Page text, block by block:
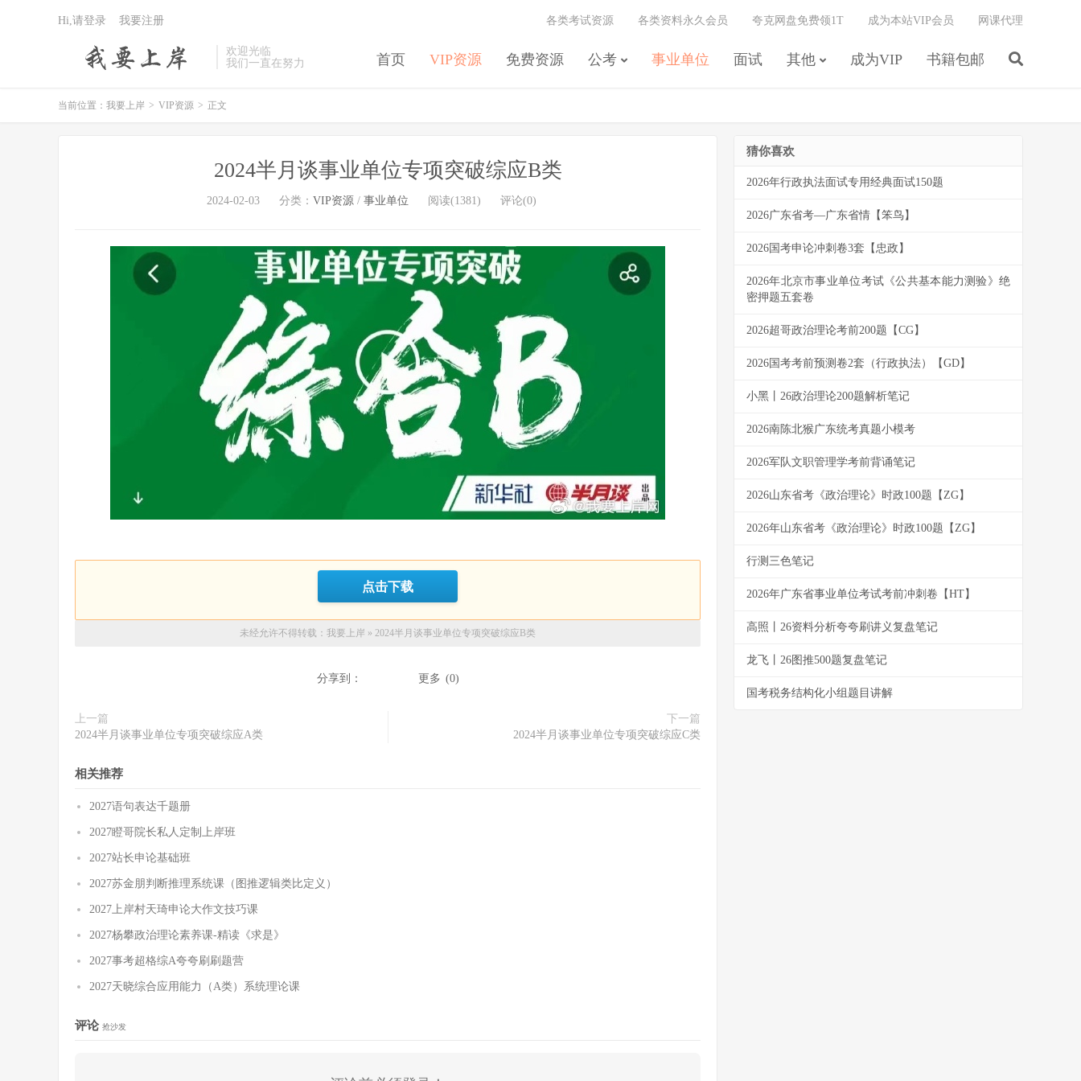
欢迎光临
我们一直在努力
首页 VIP资源 免费资源 公考 事业单位 面试 其他 成为VIP 书籍包邮
各类考试资源 各类资料永久会员 夸克网盘免费领1T 成为本站VIP会员 网课代理
Hi,请登录 我要注册
当前位置： 我要上岸 > VIP资源 > 正文
2024半月谈事业单位专项突破综应B类
2024-02-03 分类： VIP资源 / 事业单位 阅读(1381) 评论(0)
点击下载
未经允许不得转载： 我要上岸 » 2024半月谈事业单位专项突破综应B类
分享到： 更多 (0)
上一篇
2024半月谈事业单位专项突破综应A类
下一篇
2024半月谈事业单位专项突破综应C类
相关推荐
2027语句表达千题册
2027瞪哥院长私人定制上岸班
2027站长申论基础班
2027苏金朋判断推理系统课（图推逻辑类比定义）
2027上岸村天琦申论大作文技巧课
2027杨攀政治理论素养课-精读《求是》
2027事考超格综A夸夸刷刷题营
2027天晓综合应用能力（A类）系统理论课
评论 抢沙发
猜你喜欢
2026年行政执法面试专用经典面试150题
2026广东省考—广东省情【笨鸟】
2026国考申论冲刺卷3套【忠政】
2026年北京市事业单位考试《公共基本能力测验》绝
密押题五套卷
2026超哥政治理论考前200题【CG】
2026国考考前预测卷2套（行政执法）【GD】
小黑丨26政治理论200题解析笔记
2026南陈北猴广东统考真题小模考
2026军队文职管理学考前背诵笔记
2026山东省考《政治理论》时政100题【ZG】
2026年山东省考《政治理论》时政100题【ZG】
行测三色笔记
2026年广东省事业单位考试考前冲刺卷【HT】
高照丨26资料分析夸夸刷讲义复盘笔记
龙飞丨26图推500题复盘笔记
国考税务结构化小组题目讲解